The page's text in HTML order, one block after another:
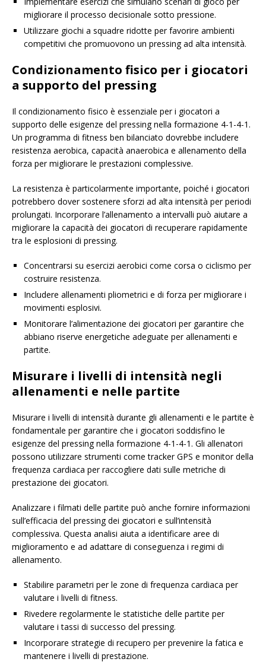
migliorare il processo decisionale sotto pressione.
Utilizzare giochi a squadre ridotte per favorire ambienti
competitivi che promuovono un pressing ad alta intensità.
Condizionamento fisico per i giocatori
a supporto del pressing
Il condizionamento fisico è essenziale per i giocatori a
supporto delle esigenze del pressing nella formazione 4-1-4-1.
Un programma di fitness ben bilanciato dovrebbe includere
resistenza aerobica, capacità anaerobica e allenamento della
forza per migliorare le prestazioni complessive.
La resistenza è particolarmente importante, poiché i giocatori
potrebbero dover sostenere sforzi ad alta intensità per periodi
prolungati. Incorporare l’allenamento a intervalli può aiutare a
migliorare la capacità dei giocatori di recuperare rapidamente
tra le esplosioni di pressing.
Concentrarsi su esercizi aerobici come corsa o ciclismo per
costruire resistenza.
Includere allenamenti pliometrici e di forza per migliorare i
movimenti esplosivi.
Monitorare l’alimentazione dei giocatori per garantire che
abbiano riserve energetiche adeguate per allenamenti e
partite.
Misurare i livelli di intensità negli
allenamenti e nelle partite
Misurare i livelli di intensità durante gli allenamenti e le partite è
fondamentale per garantire che i giocatori soddisfino le
esigenze del pressing nella formazione 4-1-4-1. Gli allenatori
possono utilizzare strumenti come tracker GPS e monitor della
frequenza cardiaca per raccogliere dati sulle metriche di
prestazione dei giocatori.
Analizzare i filmati delle partite può anche fornire informazioni
sull’efficacia del pressing dei giocatori e sull’intensità
complessiva. Questa analisi aiuta a identificare aree di
miglioramento e ad adattare di conseguenza i regimi di
allenamento.
Stabilire parametri per le zone di frequenza cardiaca per
valutare i livelli di fitness.
Rivedere regolarmente le statistiche delle partite per
valutare i tassi di successo del pressing.
Incorporare strategie di recupero per prevenire la fatica e
mantenere i livelli di prestazione.